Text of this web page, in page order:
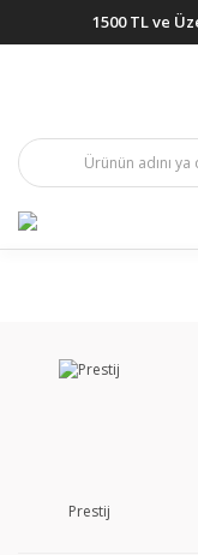
1500 TL ve
Prestij